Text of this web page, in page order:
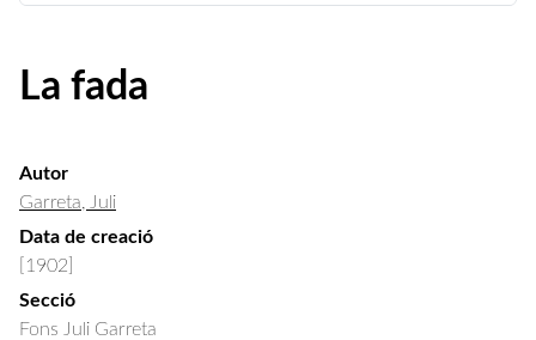
La fada
Autor
Garreta, Juli
Data de creació
[1902]
Secció
Fons Juli Garreta